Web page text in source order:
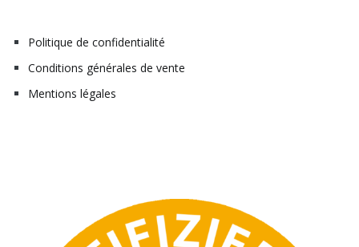
Politique de confidentialité
Conditions générales de vente
Mentions légales